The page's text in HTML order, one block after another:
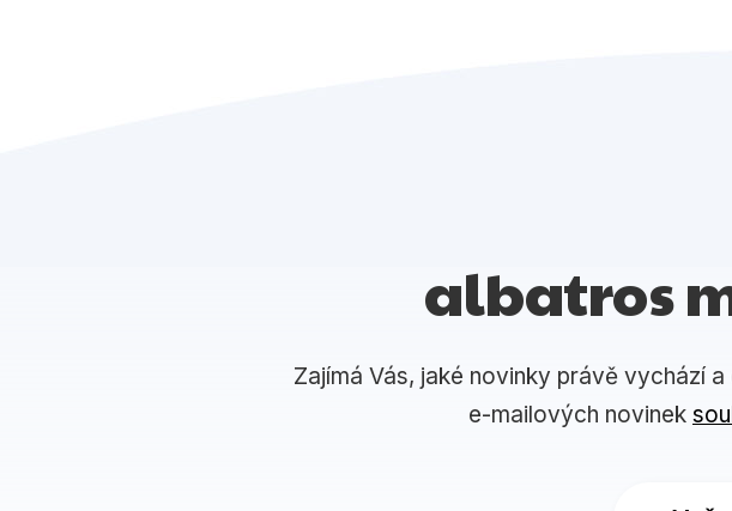
albatros
Zajímá Vás, jaké novinky právě vychází
e-mailových novinek